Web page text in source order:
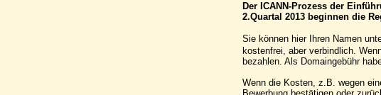
Der ICANN-Prozess der
2.Quartal 2013 beginnen die
Sie können hier Ihren Namen
kostenfrei, aber verbindlich.
bezahlen. Als Domaingebühr
Wenn die Kosten, z.B. wegen